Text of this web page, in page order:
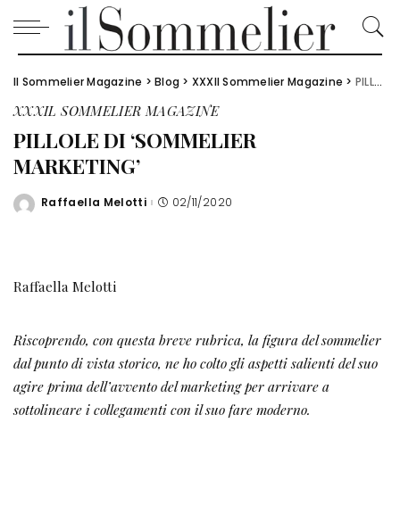
Il Sommelier Magazine >Blog > XXXIl Sommelier Magazine > PILLOLE DI ‘SOMMELIER MARKETING’
XXXIL SOMMELIER MAGAZINE
PILLOLE DI ‘SOMMELIER
MARKETING’
Posted
Raffaella Melotti 02/11/2020
Raffaella Melotti
Riscoprendo, con questa breve rubrica, la figura del sommelier
dal punto di vista storico, ne ho colto gliaspetti salienti del suo
agire prima dell’avvento del marketing per arrivare a
sottolineare i collegamenticon il suo fare moderno.